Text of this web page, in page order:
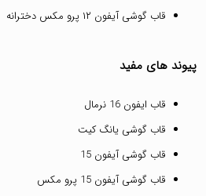
قاب گوشی آیفون ۱۲ پرو مکس دخترانه
پیوند های مفید
قاب ایفون 16 نرمال
قاب گوشی یانگ کیت
قاب گوشی آیفون 15
قاب گوشی آیفون 15 پرو مکس